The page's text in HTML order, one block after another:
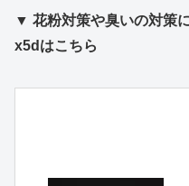
▼ 花粉対策や臭いの対策
x5dはこちら